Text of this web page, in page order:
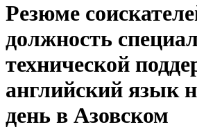
Резюме
должность
технической
английский язык
день в Азовском